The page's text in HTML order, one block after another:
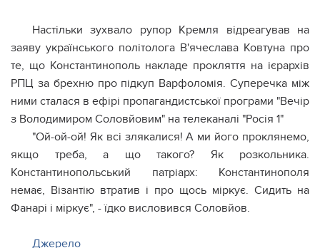
Настільки зухвало рупор Кремля відреагував на
заяву українського політолога В'ячеслава Ковтуна про
те, що Константинополь накладе прокляття на ієрархів
РПЦ за брехню про підкуп Варфоломія. Суперечка між
ними сталася в ефірі пропагандистської програми "Вечір
з Володимиром Соловйовим" на телеканалі "Росія 1"
"Ой-ой-ой! Як всі злякалися! А ми його проклянемо,
якщо треба, а що такого? Як розкольника.
Константинопольський патріарх: Константинополя
немає, Візантію втратив і про щось міркує. Сидить на
Фанарі і міркує", - їдко висловився Соловйов.
Джерело